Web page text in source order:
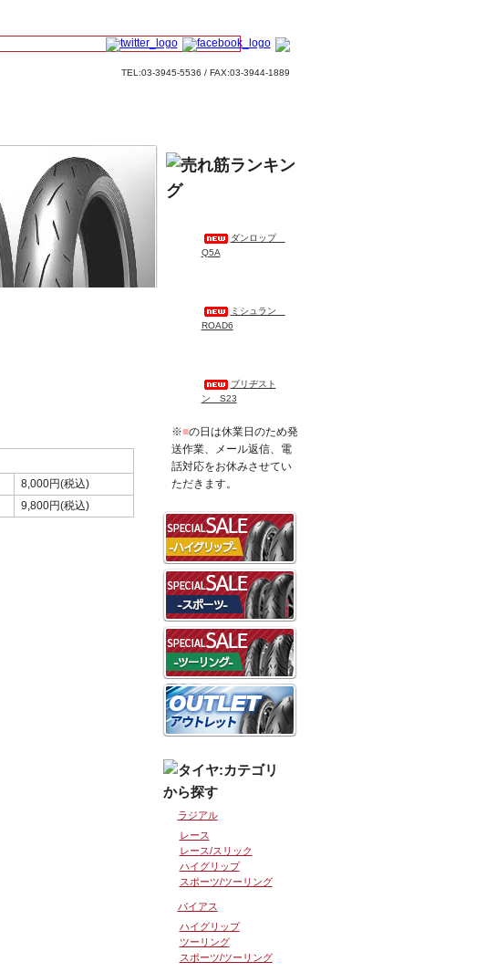
TEL:03-3945-5536 / FAX:03-3944-1889
8,000円(税込)
9,800円(税込)
ダンロップ
Q5A
ミシュラン
ROAD6
ブリヂスト
ン S23
※■の日は休業日のため発
送作業、メール返信、電
話対応をお休みさせてい
ただきます。
ラジアル
レース
レース/スリック
ハイグリップ
スポーツ/ツーリング
バイアス
ハイグリップ
ツーリング
スポーツ/ツーリング